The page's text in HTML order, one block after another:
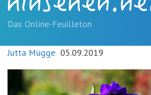
(Accesskey
'1')Zur
springen
Zur
Suche
Das Online-Feuilleton
Jutta Mügge 05.09.2019